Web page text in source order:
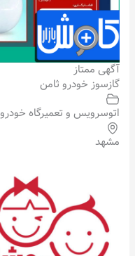
آگهی ممتاز
گازسوز خودرو ثامن
اتوسرویس و تعمیرگاه خودرو
مشهد